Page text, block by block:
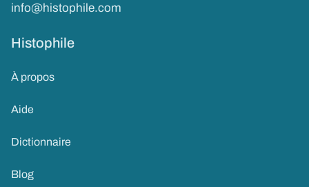
info@histophile.com
Histophile
À propos
Aide
Dictionnaire
Blog